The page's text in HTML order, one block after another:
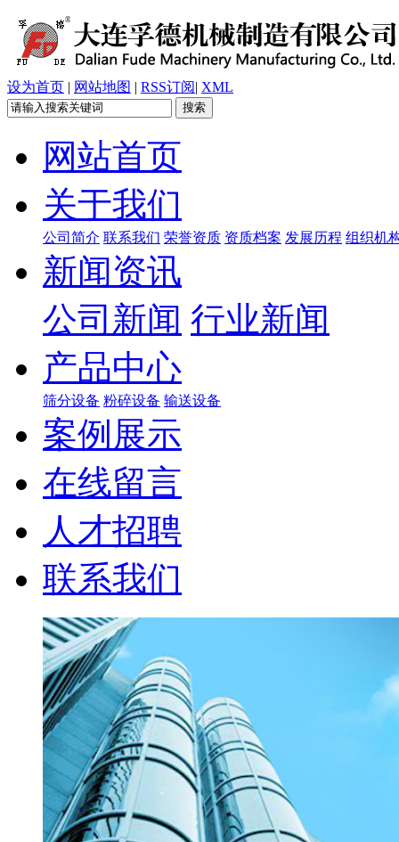
设为首页 | 网站地图 | RSS订阅| XML
网站首页
关于我们
公司简介 联系我们 荣誉资质 资质档案 发展历程 组织机
新闻资讯
公司新闻 行业新闻
产品中心
筛分设备 粉碎设备 输送设备
案例展示
在线留言
人才招聘
联系我们